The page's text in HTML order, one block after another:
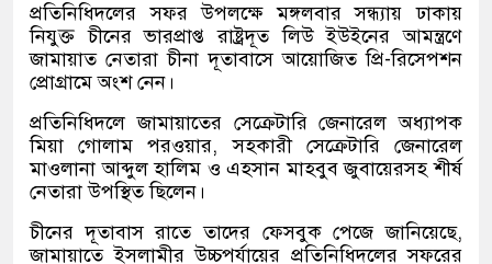
প্রতিনিধিদলের সফর উপলক্ষে মঙ্গলবার সন্ধ্যায় ঢাকায়
নিযুক্ত চীনের ভারপ্রাপ্ত রাষ্ট্রদূত লিউ ইউইনের আমন্ত্রণে
জামায়াত নেতারা চীনা দূতাবাসে আয়োজিত প্রি-রিসেপশন
প্রোগ্রামে অংশ নেন।
প্রতিনিধিদলে জামায়াতের সেক্রেটারি জেনারেল অধ্যাপক
মিয়া গোলাম পরওয়ার, সহকারী সেক্রেটারি জেনারেল
মাওলানা আব্দুল হালিম ও এহসান মাহবুব জুবায়েরসহ শীর্ষ
নেতারা উপস্থিত ছিলেন।
চীনের দূতাবাস রাতে তাদের ফেসবুক পেজে জানিয়েছে,
জামায়াতে ইসলামীর উচ্চপর্যায়ের প্রতিনিধিদলের সফরের